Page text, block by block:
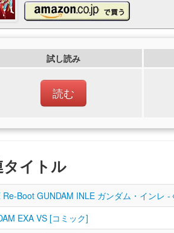
試し読み
読む
タイトル
Boot GUNDAM INLE ガンダム・インレ
EXA VS [コミック]